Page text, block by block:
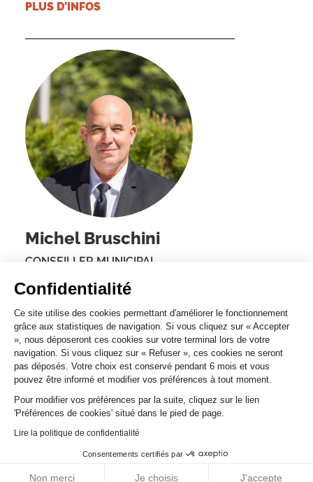
Confidentialité
Ce site utilise des cookies permettant d'améliorer le fonctionnement
grâce aux statistiques de navigation. Si vous cliquez sur « Accepter
», nous déposeront ces cookies sur votre terminal lors de votre
navigation. Si vous cliquez sur « Refuser », ces cookies ne seront
pas déposés. Votre choix est conservé pendant 6 mois et vous
pouvez être informé et modifier vos préférences à tout moment.
Pour modifier vos préférences par la suite, cliquez sur le lien
'Préférences de cookies' situé dans le pied de page.
Lire la politique de confidentialité
Consentements certifiés par
Non merci Je choisis J'accepte
PLUS D'INFOS
Michel Bruschini
CONSEILLER MUNICIPAL
PLUS D'INFOS
PARTAGER SUR
MENTIONS LÉGALESPOLITIQUE DE CONFIDENTIALITÉ
ACCESSIBILITÉ
PLAN DU SITE